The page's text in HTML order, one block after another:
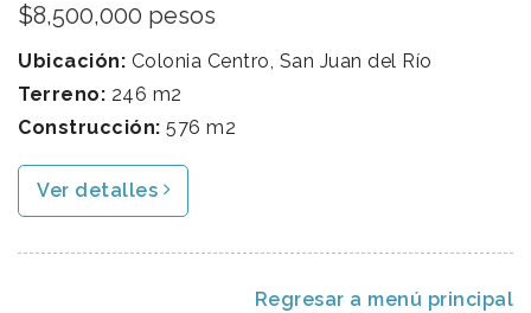
$8,500,000 pesos
Ubicación: Colonia Centro, San Juan del Río
Terreno: 246 m2
Construcción: 576 m2
Ver detalles
Regresar a menú principal